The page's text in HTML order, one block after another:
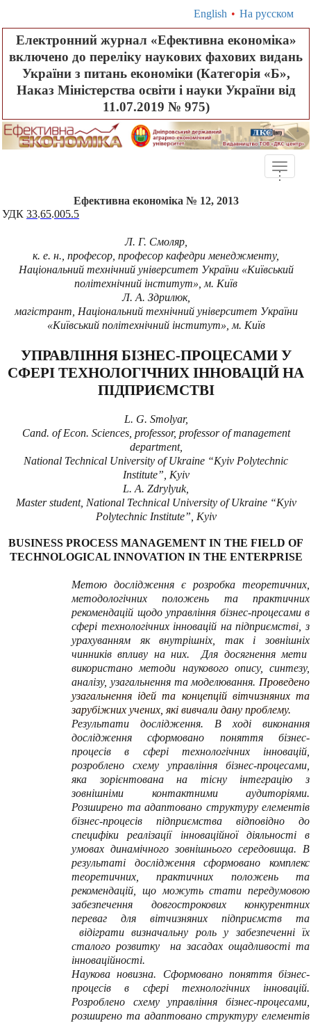
English • На русском
Електронний журнал «Ефективна економіка»
включено до переліку наукових фахових видань
України з питань економіки (Категорія «Б»,
Наказ Міністерства освіти і науки України від
11.07.2019 № 975)
Toggle
...
Ефективна економіка № 12, 2013
УДК 33.65.005.5
Л. Г. Смоляр,
к. е. н., професор, професор кафедри менеджменту,
Національний технічний університет України «Київський
політехнічний інститут», м. Київ
Л. А. Здрилюк,
магістрант, Національний технічний університет України
«Київський політехнічний інститут», м. Київ
УПРАВЛІННЯ БІЗНЕС-ПРОЦЕСАМИ У
СФЕРІ ТЕХНОЛОГІЧНИХ ІННОВАЦІЙ НА
ПІДПРИЄМСТВІ
L. G. Smolyar,
Cand. of Econ. Sciences, professor, professor of management
department,
National Technical University of Ukraine “Kyiv Polytechnic
Institute”, Kyiv
L. A. Zdrylyuk,
Master student, National Technical University of Ukraine “Kyiv
Polytechnic Institute”, Kyiv
BUSINESS PROCESS MANAGEMENT IN THE FIELD OF
TECHNOLOGICAL INNOVATION IN THE ENTERPRISE
Метою дослідження є розробка теоретичних,
методологічних положень та практичних
рекомендацій щодо управління бізнес-процесами в
сфері технологічних інновацій на підприємстві, з
урахуванням як внутрішніх, так і зовнішніх
чинників впливу на них.
Для досягнення мети
використано методи наукового опису, синтезу,
аналізу, узагальнення та моделювання. Проведено
узагальнення ідей та концепцій вітчизняних та
зарубіжних учених, які вивча­ли дану проблему.
Результати дослідження. В ході виконання
дослідження сформовано поняття бізнес-
процесів в сфері технологічних інновацій,
розроблено схему управління бізнес-процесами,
яка зорієнтована на тісну інтеграцію з
зовнішніми контактними аудиторіями.
Розширено та адаптовано структуру елементів
бізнес-процесів підприємства відповідно до
специфіки реалізації інноваційної діяльності в
умовах динамічного зовнішнього середовища. В
результаті дослідження сформовано комплекс
теоретичних, практичних положень та
рекомендацій, що можуть стати передумовою
забезпечення довгострокових конкурентних
переваг для вітчизняних підприємств та
відіграти визначальну роль у забезпеченні їх
сталого розвитку на засадах ощадливості та
інноваційності.
Наукова новизна. Сформовано поняття бізнес-
процесів в сфері технологічних інновацій.
Розроблено схему управління бізнес-процесами,
розширено та адаптовано структуру елементів